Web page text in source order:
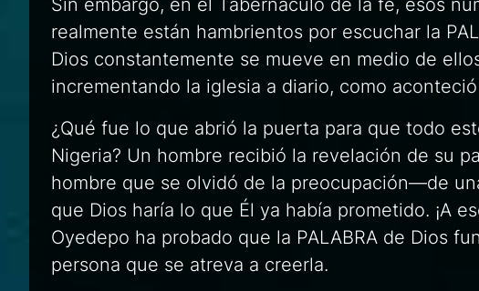
realmente están hambrientos por escuchar la
Dios constantemente se mueve en medio de
incrementando la iglesia a diario, como
¿Qué fue lo que abrió la puerta para que todo
Nigeria? Un hombre recibió la revelación de su
hombre que se olvidó de la preocupación—de
que Dios haría lo que Él ya había prometido. ¡A
Oyedepo ha probado que la PALABRA de Dios
persona que se atreva a creerla.